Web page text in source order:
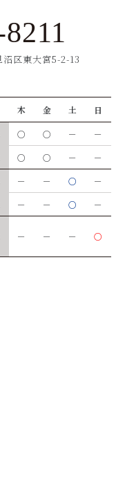
区東大宮5-2-13
木 金 土 日
○ ○ －
－
○ ○ －
－
－ － ○
－
－ － ○
－
－ － － ○